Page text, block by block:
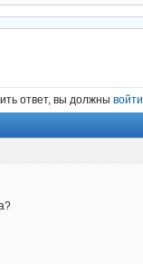
ответ, вы должны войти